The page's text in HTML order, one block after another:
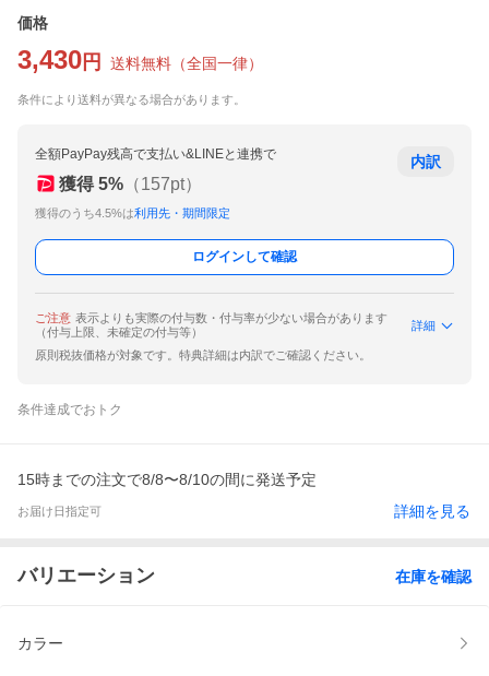
価格
3,430 円 送料無料 （全国一律）
条件により送料が異なる場合があります。
全額PayPay残高で支払い&LINEと連携で
獲得 5% （157pt）
獲得のうち4.5%は利用先・期間限定
内訳
ログインして確認
ご注意 表示よりも実際の付与数・付与率が少ない場合があります
（付与上限、未確定の付与等）
詳細
原則税抜価格が対象です。特典詳細は内訳でご確認ください。
条件達成でおトク
15時までの注文で8/8〜8/10の間に発送予定
お届け日指定可 詳細を見る
バリエーション 在庫を確認
カラー